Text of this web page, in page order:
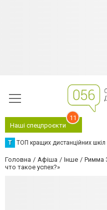
Наші спецпроєкти
11
Т ТОП кращих дистанційних шкіл
Головна Афіша Інше
Римма
что такое успех?»